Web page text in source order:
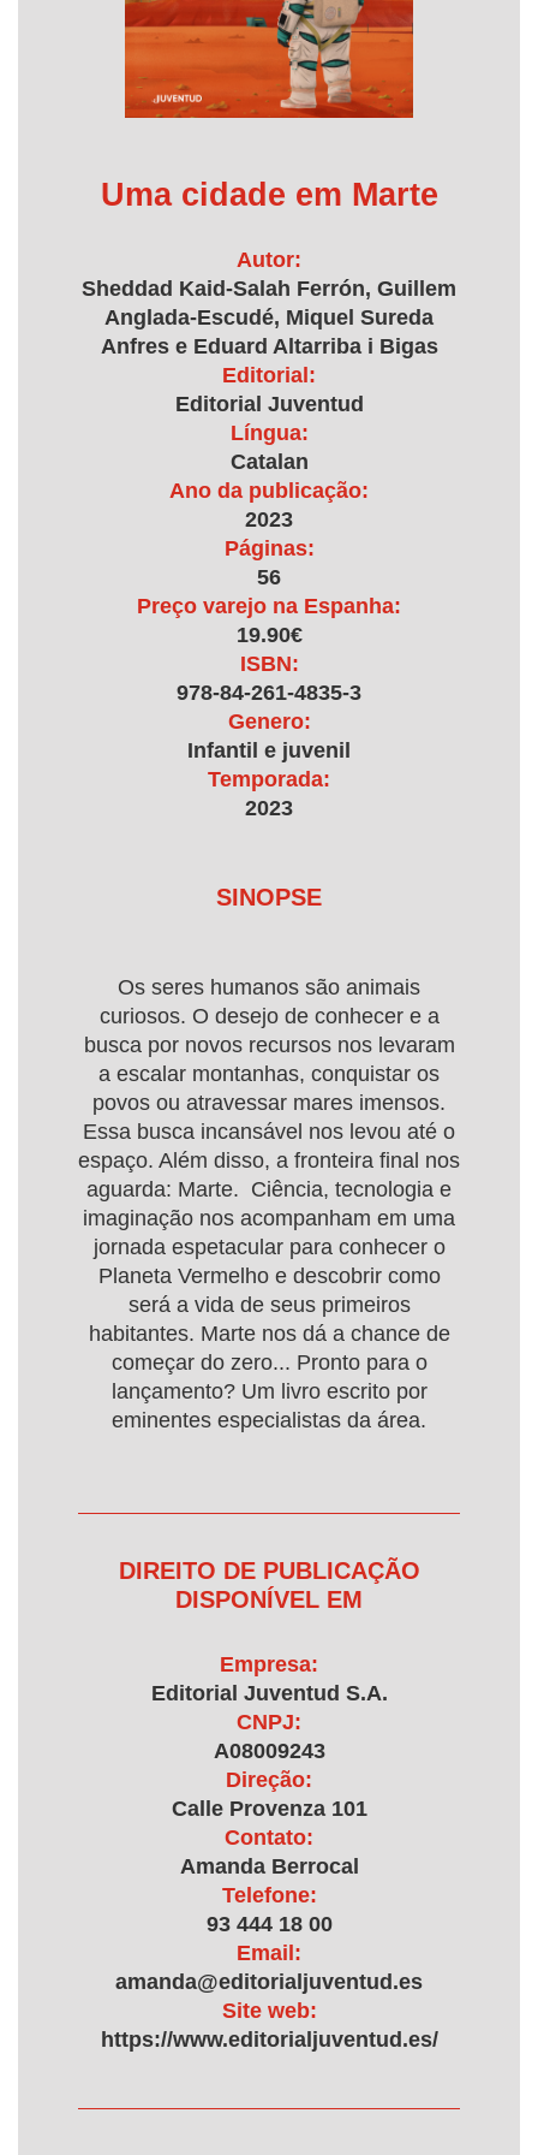
Uma cidade em Marte
Autor:
Sheddad Kaid-Salah Ferrón, Guillem
Anglada-Escudé, Miquel Sureda
Anfres e Eduard Altarriba i Bigas
Editorial:
Editorial Juventud
Língua:
Catalan
Ano da publicação:
2023
Páginas:
56
Preço varejo na Espanha:
19.90€
ISBN:
978-84-261-4835-3
Genero:
Infantil e juvenil
Temporada:
2023
SINOPSE
Os seres humanos são animais
curiosos. O desejo de conhecer e a
busca por novos recursos nos levaram
a escalar montanhas, conquistar os
povos ou atravessar mares imensos.
Essa busca incansável nos levou até o
espaço. Além disso, a fronteira final nos
aguarda: Marte. Ciência, tecnologia e
imaginação nos acompanham em uma
jornada espetacular para conhecer o
Planeta Vermelho e descobrir como
será a vida de seus primeiros
habitantes. Marte nos dá a chance de
começar do zero... Pronto para o
lançamento? Um livro escrito por
eminentes especialistas da área.
DIREITO DE PUBLICAÇÃO
DISPONÍVEL EM
Empresa:
Editorial Juventud S.A.
CNPJ:
A08009243
Direção:
Calle Provenza 101
Contato:
Amanda Berrocal
Telefone:
93 444 18 00
Email:
amanda@editorialjuventud.es
Site web:
https://www.editorialjuventud.es/